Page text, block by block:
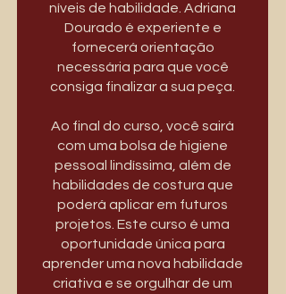
níveis de habilidade. Adriana
Dourado é experiente e
fornecerá orientação
necessária para que você
consiga finalizar a sua peça.
Ao final do curso, você sairá
com uma bolsa de higiene
pessoal lindíssima, além de
habilidades de costura que
poderá aplicar em futuros
projetos. Este curso é uma
oportunidade única para
aprender uma nova habilidade
criativa e se orgulhar de um